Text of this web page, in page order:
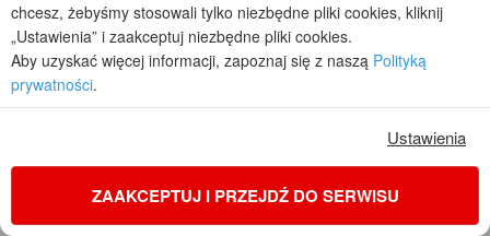
Dom w daturach
2 6 2
POWIERZCHNIA DOMU
173,76m²
Cena z kodem:ONLINE200
6 140 zł
chcesz, żebyśmy stosowali tylko niezbędne pliki cookies, kliknij
„Ustawienia” i zaakceptuj niezbędne pliki cookies.
Aby uzyskać więcej informacji, zapoznaj się z naszą Polityką
prywatności.
Ustawienia
ZAAKCEPTUJ I PRZEJDŹ DO SERWISU